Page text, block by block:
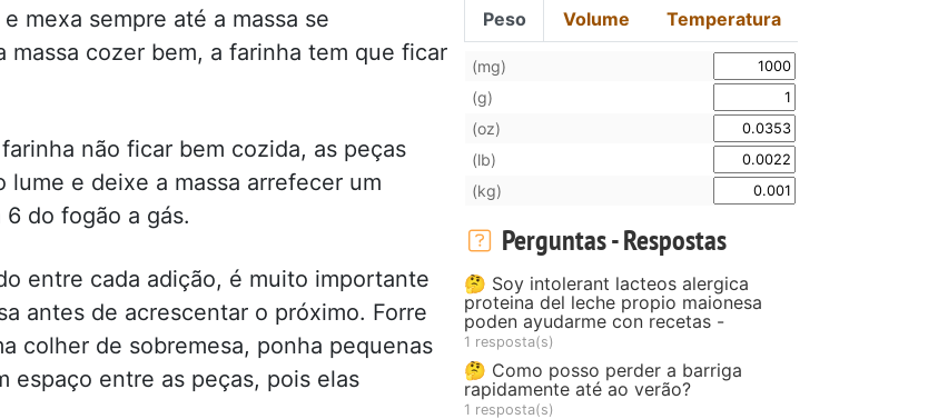
mexa sempre até a massa se
cozer bem, a farinha tem que ficar
não ficar bem cozida, as peças
e deixe a massa arrefecer um
do fogão a gás.
entre cada adição, é muito importante
antes de acrescentar o próximo. Forre
colher de sobremesa, ponha pequenas
espaço entre as peças, pois elas
Peso Volume Temperatura
(mg)
(g)
(oz)
(lb)
(kg)
Perguntas - Respostas
🤔 Soy intolerant lacteos alergica
proteina del leche propio maionesa
poden ayudarme con recetas -
1 resposta(s)
🤔 Como posso perder a barriga
rapidamente até ao verão?
1 resposta(s)